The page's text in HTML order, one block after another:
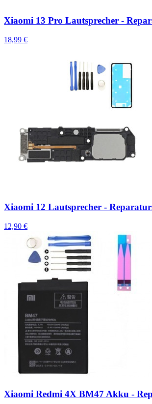
Xiaomi 13 Pro Lautsprecher -
18,99 €
Xiaomi 12 Lautsprecher -
12,90 €
Xiaomi Redmi 4X BM47 Akku -